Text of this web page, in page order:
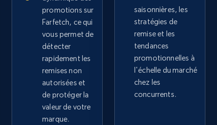
2.5K+ 359+ Commencer
Google Shopping
URL, Product id, Title, Product description,
Rating, Reviews count, Images, Variations, and
more.
promotions sur
Farfetch, ce qui
vous permet de
détecter
rapidement les
remises non
autorisées et
de protéger la
valeur de votre
marque.
saisonnières, les
stratégies de
remise et les
tendances
promotionnelles à
l'échelle du marché
chez les
concurrents.